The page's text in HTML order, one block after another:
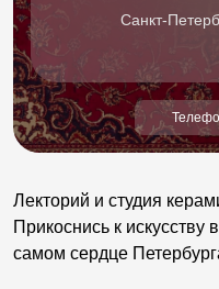
Санкт-
Лекторий и студия
Прикоснись к
самом сердце